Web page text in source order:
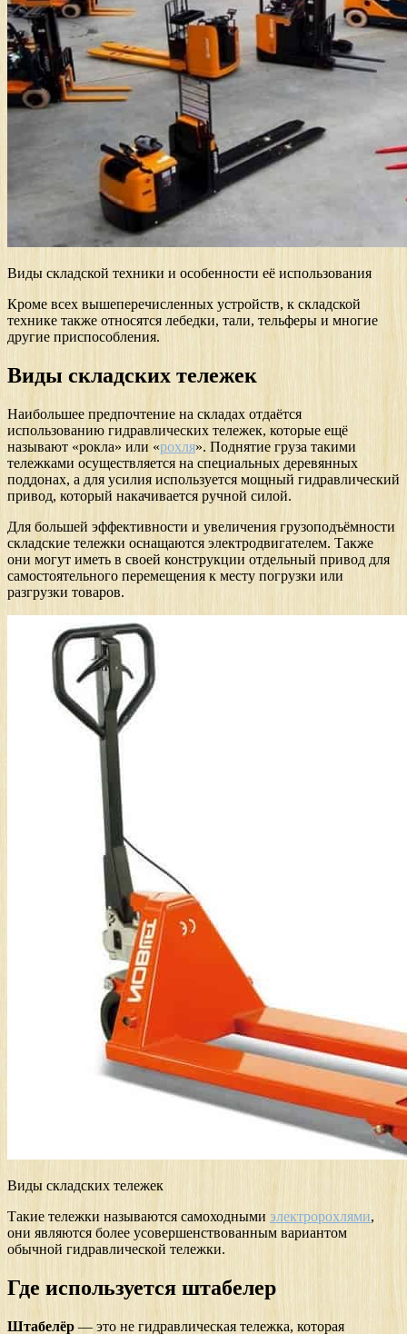
Виды складской техники и особенности её использования
Кроме всех вышеперечисленных устройств, к складской
технике также относятся лебедки, тали, тельферы и многие
другие приспособления.
Виды складских тележек
Наибольшее предпочтение на складах отдаётся
использованию гидравлических тележек, которые ещё
называют «рокла» или «рохля». Поднятие груза такими
тележками осуществляется на специальных деревянных
поддонах, а для усилия используется мощный гидравлический
привод, который накачивается ручной силой.
Для большей эффективности и увеличения грузоподъёмности
складские тележки оснащаются электродвигателем. Также
они могут иметь в своей конструкции отдельный привод для
самостоятельного перемещения к месту погрузки или
разгрузки товаров.
Виды складских тележек
Такие тележки называются самоходными электророхлями,
они являются более усовершенствованным вариантом
обычной гидравлической тележки.
Где используется штабелер
Штабелёр — это не гидравлическая тележка, которая